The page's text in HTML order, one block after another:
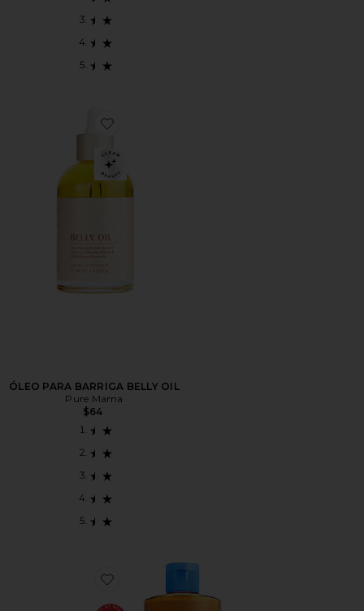
Favorite ÓLEO PARA BARRIGA BELLY OIL
ÓLEO PARA BARRIGA BELLY OIL
Pure Mama
$64
Favorite Chardonnay Oil SPF 30